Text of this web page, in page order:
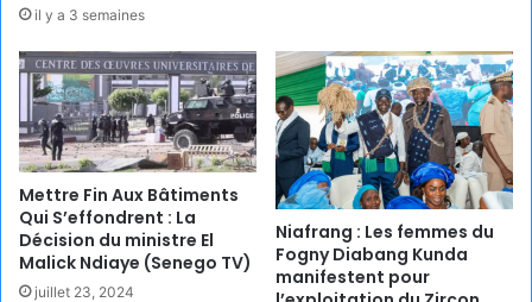
il y a 3 semaines
Mettre Fin Aux Bâtiments
Qui S’effondrent : La
Décision du ministre El
Malick Ndiaye (Senego TV)
juillet 23, 2024
Niafrang : Les femmes du
Fogny Diabang Kunda
manifestent pour